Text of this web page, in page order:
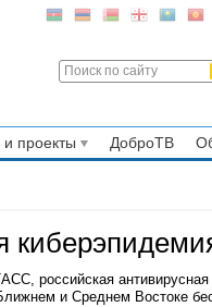
проекты ДоброТВ
российская антивирусная
и Среднем Востоке